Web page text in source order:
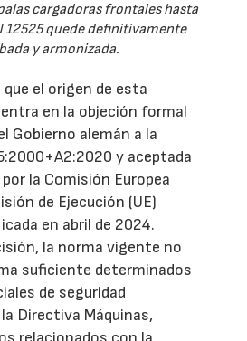
cargadoras frontales hasta
12525 quede definitivamente
y armonizada.
que el origen de esta
en la objeción formal
Gobierno alemán a la
y aceptada
la Comisión Europea
de Ejecución (UE)
en abril de 2024.
la norma vigente no
suficiente determinados
de seguridad
Directiva Máquinas,